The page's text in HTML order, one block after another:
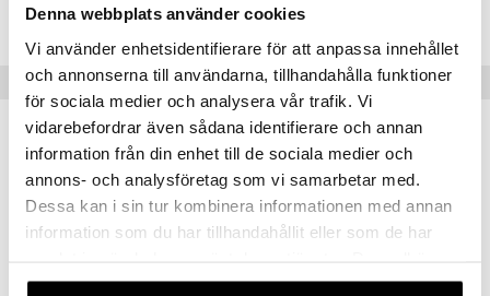
Denna webbplats använder cookies
Vi använder enhetsidentifierare för att anpassa innehållet
och annonserna till användarna, tillhandahålla funktioner
för sociala medier och analysera vår trafik. Vi
vidarebefordrar även sådana identifierare och annan
information från din enhet till de sociala medier och
annons- och analysföretag som vi samarbetar med.
Dessa kan i sin tur kombinera informationen med annan
information som du har tillhandahållit eller som de har
våra cookies vid fortsatt användande av vår webbplats.
HPD02-DJ-90
Suositut tuotteet